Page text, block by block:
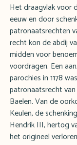
Het draagvlak voor
eeuw en door
patronaatsrechten
recht kon de abdij
midden voor
voordragen. Een
parochies in 1178
patronaatsrecht
Baelen. Van de
Keulen, de
Hendrik III, hertog
het origineel